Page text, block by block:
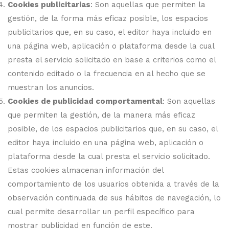
Cookies publicitarias: Son aquellas que permiten la
gestión, de la forma más eficaz posible, los espacios
publicitarios que, en su caso, el editor haya incluido en
una página web, aplicación o plataforma desde la cual
presta el servicio solicitado en base a criterios como el
contenido editado o la frecuencia en al hecho que se
muestran los anuncios.
Cookies de publicidad comportamental: Son aquellas
que permiten la gestión, de la manera más eficaz
posible, de los espacios publicitarios que, en su caso, el
editor haya incluido en una página web, aplicación o
plataforma desde la cual presta el servicio solicitado.
Estas cookies almacenan información del
comportamiento de los usuarios obtenida a través de la
observación continuada de sus hábitos de navegación, lo
cual permite desarrollar un perfil específico para
mostrar publicidad en función de este.